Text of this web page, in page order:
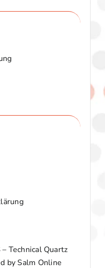
Technical Quartz
by Salm Online